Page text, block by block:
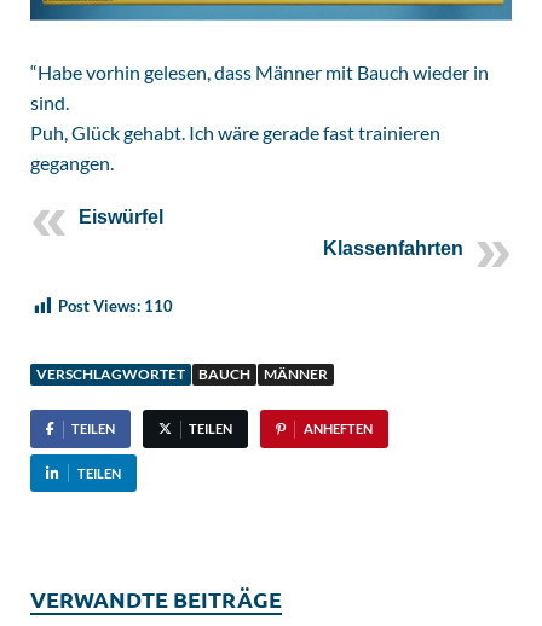
“Habe vorhin gelesen, dass Männer mit Bauch wieder in
sind.
Puh, Glück gehabt. Ich wäre gerade fast trainieren
gegangen.
Eiswürfel
Klassenfahrten
Post Views: 110
VERSCHLAGWORTET BAUCH MÄNNER
TEILEN TEILEN ANHEFTEN
TEILEN
VERWANDTE BEITRÄGE